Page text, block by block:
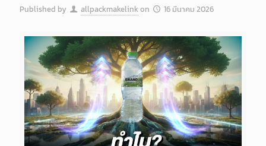
Published by allpackmakelink on 16 มีนาคม 2026